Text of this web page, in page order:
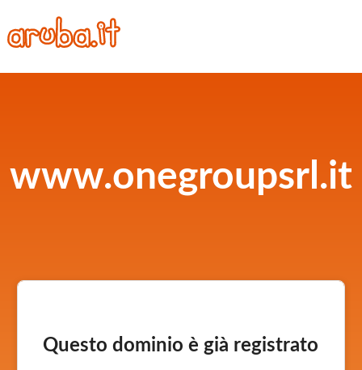
www.onegroupsrl.it
Questo dominio è già registrato